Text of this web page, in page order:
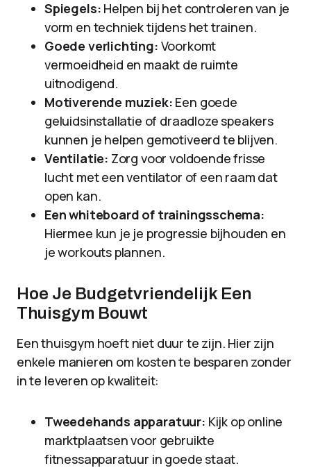
Spiegels: Helpen bij het controleren van je
vorm en techniek tijdens het trainen.
Goede verlichting: Voorkomt
vermoeidheid en maakt de ruimte
uitnodigend.
Motiverende muziek: Een goede
geluidsinstallatie of draadloze speakers
kunnen je helpen gemotiveerd te blijven.
Ventilatie: Zorg voor voldoende frisse
lucht met een ventilator of een raam dat
open kan.
Een whiteboard of trainingsschema:
Hiermee kun je je progressie bijhouden en
je workouts plannen.
Hoe Je Budgetvriendelijk Een
Thuisgym Bouwt
Een thuisgym hoeft niet duur te zijn. Hier zijn
enkele manieren om kosten te besparen zonder
in te leveren op kwaliteit:
Tweedehands apparatuur: Kijk op online
marktplaatsen voor gebruikte
fitnessapparatuur in goede staat.